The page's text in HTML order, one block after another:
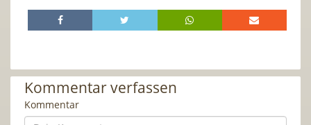
Kommentar verfassen
Kommentar